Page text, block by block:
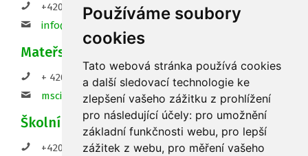
Používáme soubory
cookies
Tato webová stránka používá cookies
a další sledovací technologie ke
zlepšení vašeho zážitku z prohlížení
pro následující účely: pro umožnění
základní funkčnosti webu, pro lepší
zážitek z webu, pro měření vašeho
+420 737 578 965 - sborovna
info@zs-citov.cz
Mateřská škola
+ 420 315 692 078
mscitov@seznam.cz
Školní družina
+420 737 578 965